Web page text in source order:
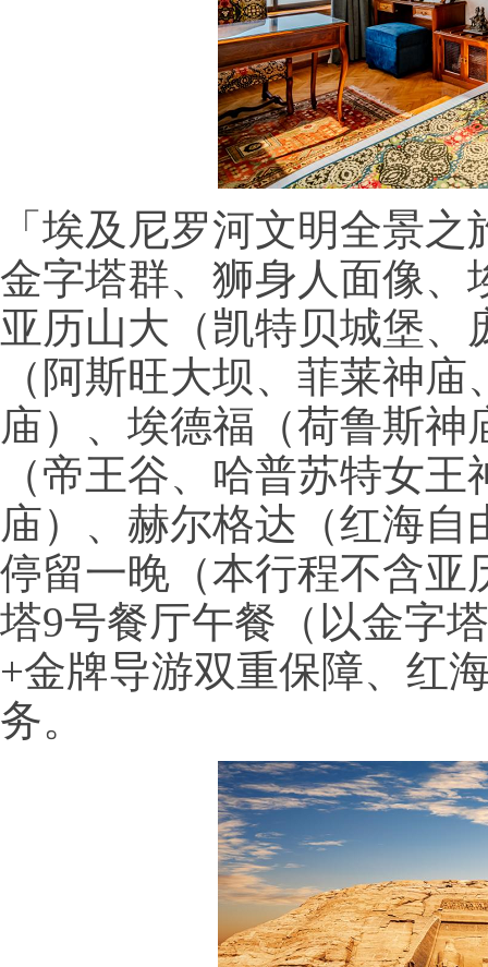
「埃及尼罗河文明全景
金字塔群、狮身人面像、
亚历山大（凯特贝城堡
（阿斯旺大坝、菲莱神
庙）、埃德福（荷鲁斯
（帝王谷、哈普苏特女
庙）、赫尔格达（红海
停留一晚（本行程不含亚
塔9号餐厅午餐（以金字
+金牌导游双重保障、红
务。